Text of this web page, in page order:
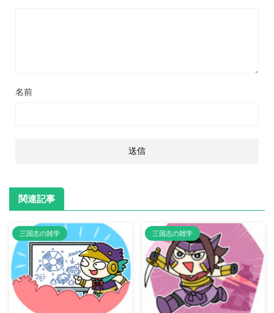
名前
関連記事
三国志の雑学 三国志の雑学